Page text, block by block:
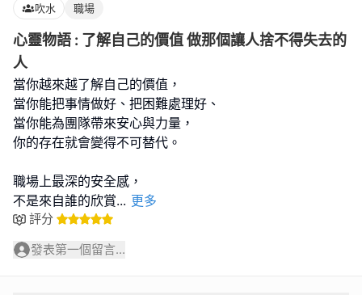
吹水 職場
心靈物語 : 了解自己的價值 做那個讓人捨不得失去的
人
當你越來越了解自己的價值，
當你能把事情做好、把困難處理好、
當你能為團隊帶來安心與力量，
你的存在就會變得不可替代。
職場上最深的安全感，
不是來自誰的欣賞... 更多
評分
發表第一個留言...